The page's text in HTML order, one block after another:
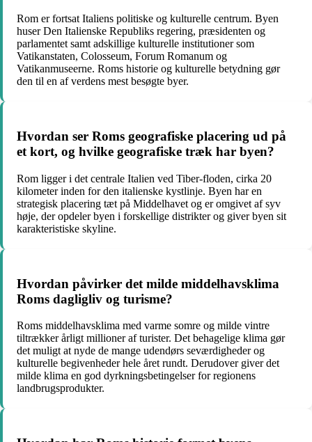
Rom er fortsat Italiens politiske og kulturelle centrum. Byen
huser Den Italienske Republiks regering, præsidenten og
parlamentet samt adskillige kulturelle institutioner som
Vatikanstaten, Colosseum, Forum Romanum og
Vatikanmuseerne. Roms historie og kulturelle betydning gør
den til en af verdens mest besøgte byer.
Hvordan ser Roms geografiske placering ud på
et kort, og hvilke geografiske træk har byen?
Rom ligger i det centrale Italien ved Tiber-floden, cirka 20
kilometer inden for den italienske kystlinje. Byen har en
strategisk placering tæt på Middelhavet og er omgivet af syv
høje, der opdeler byen i forskellige distrikter og giver byen sit
karakteristiske skyline.
Hvordan påvirker det milde middelhavsklima
Roms dagligliv og turisme?
Roms middelhavsklima med varme somre og milde vintre
tiltrækker årligt millioner af turister. Det behagelige klima gør
det muligt at nyde de mange udendørs seværdigheder og
kulturelle begivenheder hele året rundt. Derudover giver det
milde klima en god dyrkningsbetingelser for regionens
landbrugsprodukter.